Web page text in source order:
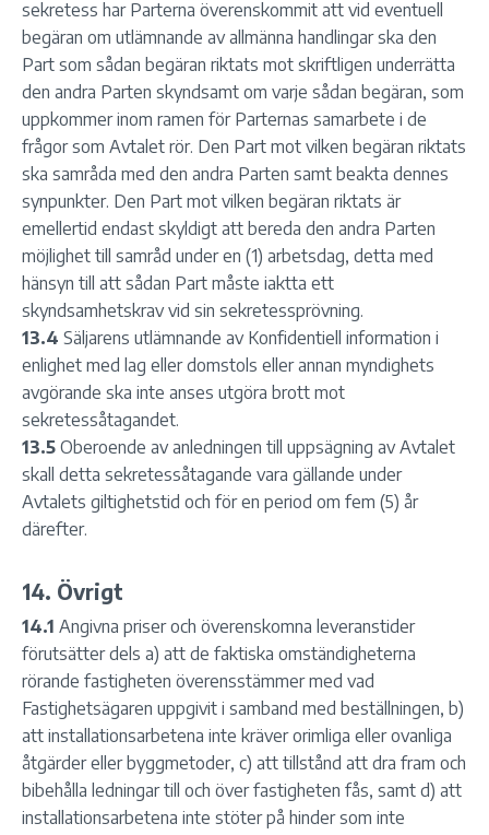
sekretess har Parterna överenskommit att vid eventuell
begäran om utlämnande av allmänna handlingar ska den
Part som sådan begäran riktats mot skriftligen underrätta
den andra Parten skyndsamt om varje sådan begäran, som
uppkommer inom ramen för Parternas samarbete i de
frågor som Avtalet rör. Den Part mot vilken begäran riktats
ska samråda med den andra Parten samt beakta dennes
synpunkter. Den Part mot vilken begäran riktats är
emellertid endast skyldigt att bereda den andra Parten
möjlighet till samråd under en (1) arbetsdag, detta med
hänsyn till att sådan Part måste iaktta ett
skyndsamhetskrav vid sin sekretessprövning.
13.4 Säljarens utlämnande av Konfidentiell information i
enlighet med lag eller domstols eller annan myndighets
avgörande ska inte anses utgöra brott mot
sekretessåtagandet.
13.5 Oberoende av anledningen till uppsägning av Avtalet
skall detta sekretessåtagande vara gällande under
Avtalets giltighetstid och för en period om fem (5) år
därefter.
14. Övrigt
14.1 Angivna priser och överenskomna leveranstider
förutsätter dels a) att de faktiska omständigheterna
rörande fastigheten överensstämmer med vad
Fastighetsägaren uppgivit i samband med beställningen, b)
att installationsarbetena inte kräver orimliga eller ovanliga
åtgärder eller byggmetoder, c) att tillstånd att dra fram och
bibehålla ledningar till och över fastigheten fås, samt d) att
installationsarbetena inte stöter på hinder som inte